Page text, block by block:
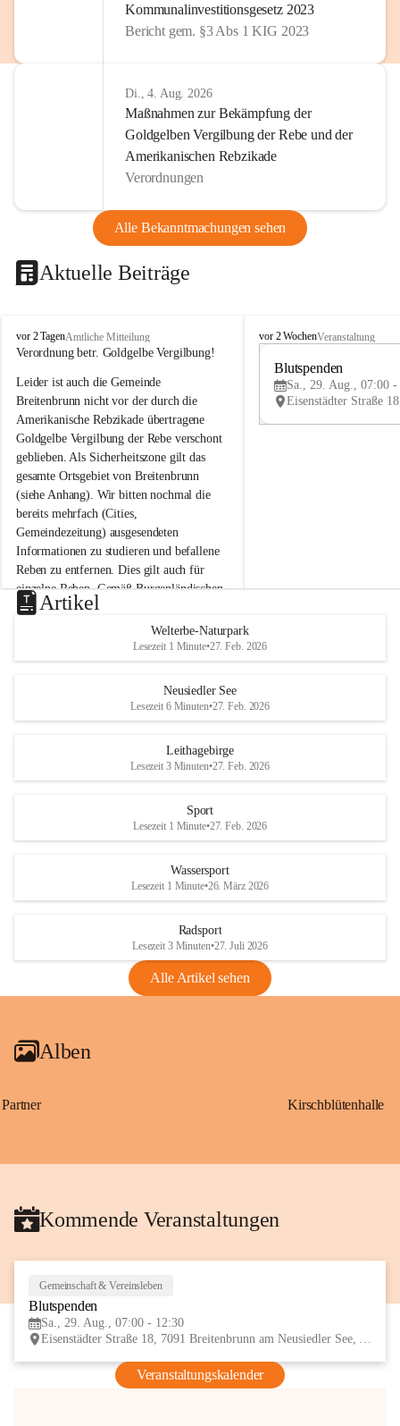
Kommunalinvestitionsgesetz 2023
Bericht gem. §3 Abs 1 KIG 2023
Di., 4. Aug. 2026
Maßnahmen zur Bekämpfung der
Goldgelben Vergilbung der Rebe und der
Amerikanischen Rebzikade
Verordnungen
Alle Bekanntmachungen sehen
Aktuelle Beiträge
B
r
i
t
e
n
b
r
u
n
n
a
m
N
e
u
s
d
S
vor 2 TagenAmtliche Mitteilung
Verordnung betr. Goldgelbe Vergilbung!
Leider ist auch die Gemeinde
Breitenbrunn nicht vor der durch die
Amerikanische Rebzikade übertragene
Goldgelbe Vergilbung der Rebe verschont
geblieben. Als Sicherheitszone gilt das
gesamte Ortsgebiet von Breitenbrunn
(siehe Anhang). Wir bitten nochmal die
bereits mehrfach (Cities,
Gemeindezeitung) ausgesendeten
Informationen zu studieren und befallene
Reben zu entfernen. Dies gilt auch für
einzelne Reben. Gemäß Burgenländischen
Weinbaugesetz sind nicht gepflegte oder
unzulässige Weingärten zu roden! Bitte
helfen wir zusammen um unsere Winzer
vor den prognostizierten Ernteausfällen
und den daraus folgenden wirtschaftlichen
Maßnahmen zur Bekämpfung
Rebe und der Amerikanischen
Anhang VBl. EU Nr. 18
1 Seite•1,4 MB
VBl. EU Nr. 18_2026
B
e
u
e
d
r
S
vor 2 WochenVeranstaltung
Blutspenden
Sa., 29. Aug., 07:00 -
Artikel
Welterbe-Naturpark
Lesezeit 1 Minute•27. Feb. 2026
Neusiedler See
Lesezeit 6 Minuten•27. Feb. 2026
Leithagebirge
Lesezeit 3 Minuten•27. Feb. 2026
Sport
Lesezeit 1 Minute•27. Feb. 2026
Wassersport
Lesezeit 1 Minute•26. März 2026
Radsport
Lesezeit 3 Minuten•27. Juli 2026
Alle Artikel sehen
Alben
Partner Kirschblütenhalle
Kommende Veranstaltungen
Gemeinschaft & Vereinsleben
Blutspenden
Sa., 29. Aug., 07:00 - 12:30
Eisenstädter Straße 18, 7091 Breitenbrunn am Neusiedler See, AUT
Veranstaltungskalender